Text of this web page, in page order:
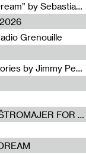
Radia Show #1103 : “Learning AI How To Dream” by Sebastian Dingens (Radio Campus Bruxelles)
Grenouille
Radia Show Show #1101 : Embedded Memories by Jimmy Peggie / radioart106
Radia Show #1100 : 74.48 DB(A) BY IGOR ŠTROMAJER FOR RADIO X